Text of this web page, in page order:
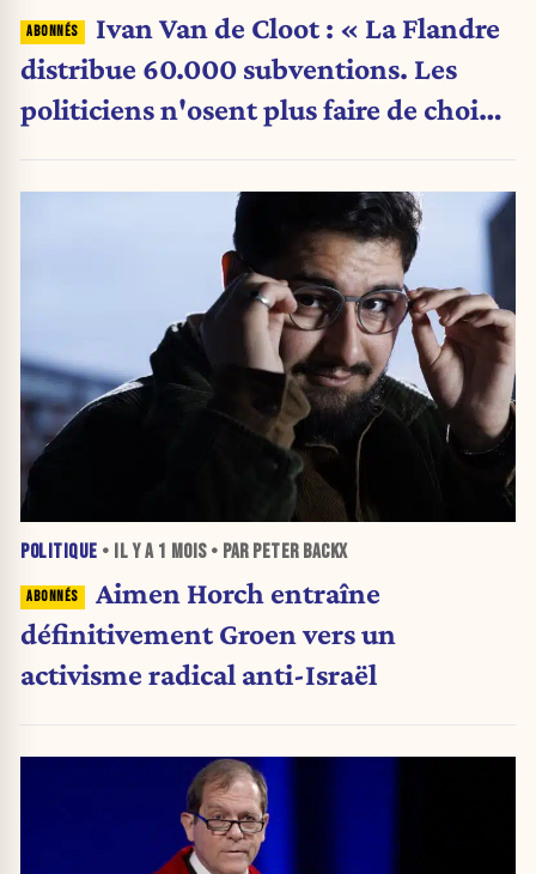
Ivan Van de Cloot : « La Flandre
distribue 60.000 subventions. Les
politiciens n'osent plus faire de choix.
POLITIQUE • IL Y A 1 MOIS• PAR PETER BACKX
Aimen Horch entraîne
définitivement Groen vers un
activisme radical anti-Israël